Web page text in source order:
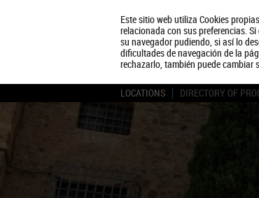
Este sitio web utiliza Cookies
relacionada con sus preferencias.
su navegador pudiendo, si así lo
dificultades de navegación de la
rechazarlo, también puede cambiar
LOCATIONS DIRECTORY OF